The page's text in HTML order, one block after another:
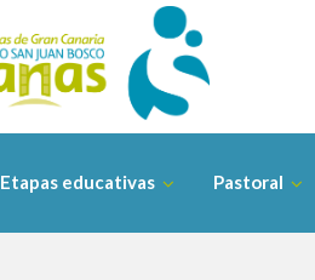
Etapas educativas Pastoral